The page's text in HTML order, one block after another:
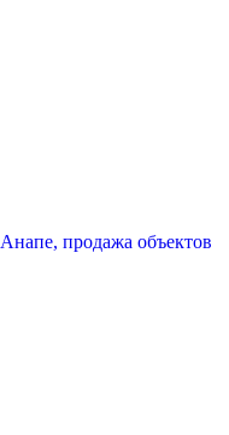
продажа объектов